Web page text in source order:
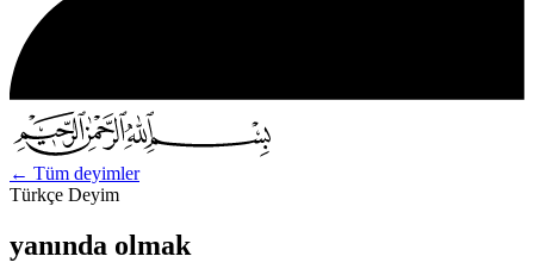
← Tüm deyimler
Türkçe Deyim
yanında olmak